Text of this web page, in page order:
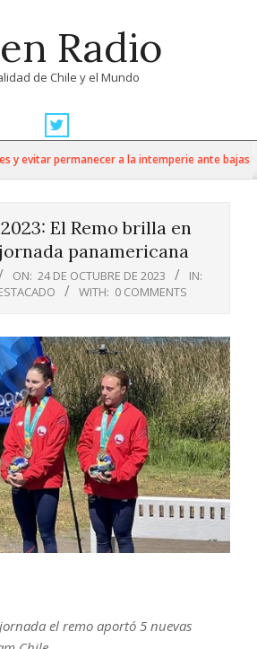
Radio
de Chile y el Mundo
permanecer a la intemperie ante bajas
El Remo brilla en
panamericana
ON: 24 DE OCTUBRE DE 2023
IN:
WITH: 0 COMMENTS
el remo aportó 5 nuevas